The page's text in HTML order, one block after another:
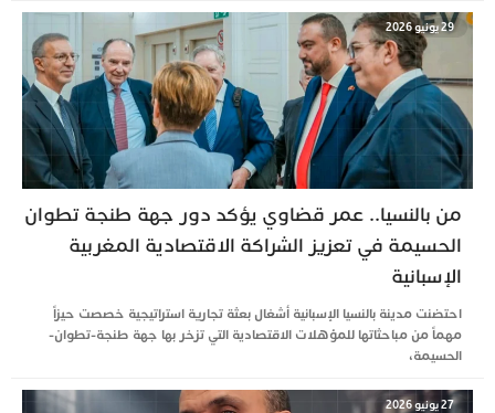
29 يونيو 2026
من بالنسيا.. عمر قضاوي يؤكد دور جهة طنجة تطوان
الحسيمة في تعزيز الشراكة الاقتصادية المغربية
الإسبانية
احتضنت مدينة بالنسيا الإسبانية أشغال بعثة تجارية استراتيجية خصصت حيزاً
مهماً من مباحثاتها للمؤهلات الاقتصادية التي تزخر بها جهة طنجة-تطوان-
الحسيمة،
27 يونيو 2026